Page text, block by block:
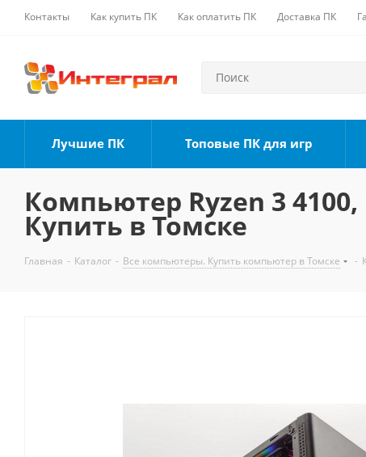
Контакты Как купить ПК Как оплатить ПК Доставка ПК
Лучшие ПК Топовые ПК для игр
Компьютер Ryzen 3 4100,
Купить в Томске
Главная - Каталог - Все компьютеры. Купить компьютер в Томске -